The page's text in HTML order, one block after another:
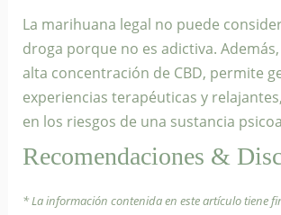
La marihuana legal no puede
droga porque no es adictiva.
alta concentración de CBD, permite
experiencias terapéuticas y
en los riesgos de una sustancia
Recomendaciones &
* La información contenida en este artículo tiene